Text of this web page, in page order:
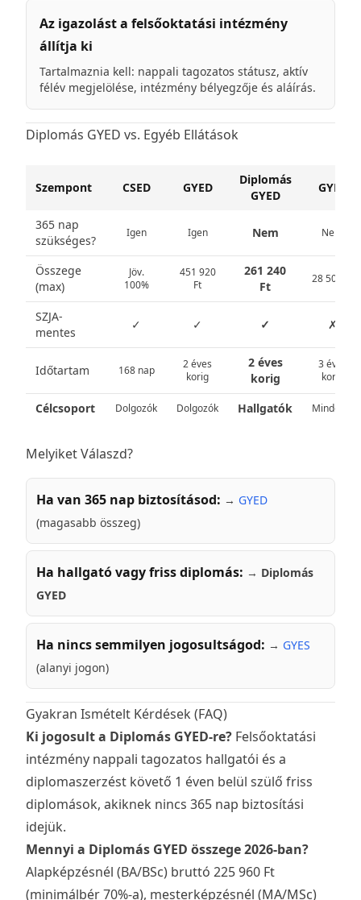
Az igazolást a felsőoktatási intézmény
állítja ki
Tartalmaznia kell: nappali tagozatos státusz, aktív
félév megjelölése, intézmény bélyegzője és aláírás.
Diplomás GYED vs. Egyéb Ellátások
Szempont CSED GYED
Diplomás
GYED
GYES
365 nap
szükséges?
Igen Igen Nem Nem
Összege
(max)
Jöv.
100%
451 920
Ft
261 240
Ft
28 500 Ft
SZJA-
mentes
✓ ✓ ✓ ✗
Időtartam 168 nap
2 éves
korig
2 éves
korig
3 éves
korig
Célcsoport Dolgozók Dolgozók Hallgatók Mindenki
Melyiket Válaszd?
Ha van 365 nap biztosításod: → GYED
(magasabb összeg)
Ha hallgató vagy friss diplomás: → Diplomás
GYED
Ha nincs semmilyen jogosultságod: → GYES
(alanyi jogon)
Gyakran Ismételt Kérdések (FAQ)
Ki jogosult a Diplomás GYED-re? Felsőoktatási
intézmény nappali tagozatos hallgatói és a
diplomaszerzést követő 1 éven belül szülő friss
diplomások, akiknek nincs 365 nap biztosítási
idejük.
Mennyi a Diplomás GYED összege 2026-ban?
Alapképzésnél (BA/BSc) bruttó 225 960 Ft
(minimálbér 70%-a), mesterképzésnél (MA/MSc)